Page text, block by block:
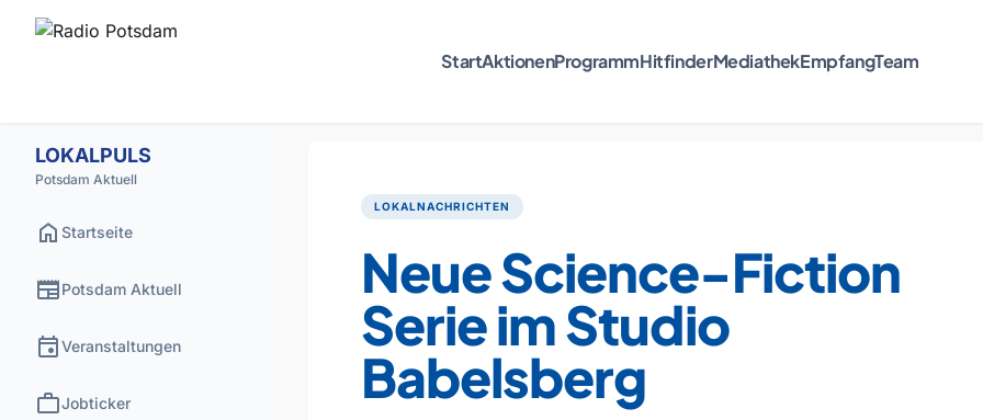
StartAktionenProgrammHitfinderMediathekEmpfangTeam
LOKALPULS
Potsdam Aktuell
home Startseite
newspaperPotsdam Aktuell
eventVeranstaltungen
workJobticker
LOKALNACHRICHTEN
Neue Science-Fiction
Serie im Studio
Babelsberg